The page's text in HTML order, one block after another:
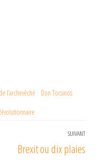
l’archevêché Don Tocsinos
SUIVANT
Brexit ou dix plaies